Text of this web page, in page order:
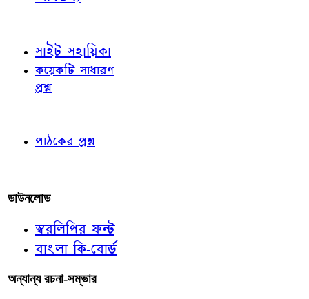
সাইট সহায়িকা
কয়েকটি সাধারণ
প্রশ্ন
পাঠকের প্রশ্ন
ডাউনলোড
স্বরলিপির ফন্ট
বাংলা কি-বোর্ড
অন্যান্য রচনা-সম্ভার